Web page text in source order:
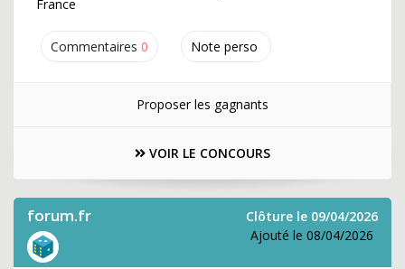
Commentaires 0 Note perso
France
Proposer les gagnants
VOIR LE CONCOURS
forum.fr
Clôture le 09/04/2026
Ajouté le 08/04/2026